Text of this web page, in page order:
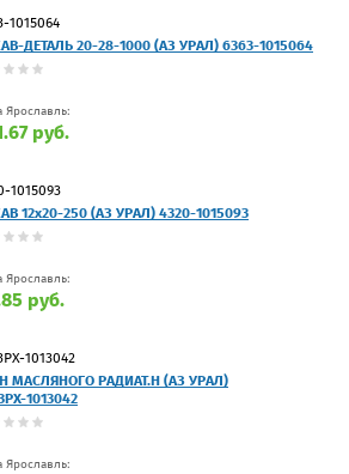
1015064
ДЕТАЛЬ 20-28-1000 (АЗ УРАЛ) 6363-1015064
Ярославль:
руб.
1015093
12х20-250 (АЗ УРАЛ) 4320-1015093
Ярославль:
руб.
1013042
МАСЛЯНОГО РАДИАТ.Н (АЗ УРАЛ)
1013042
Ярославль: